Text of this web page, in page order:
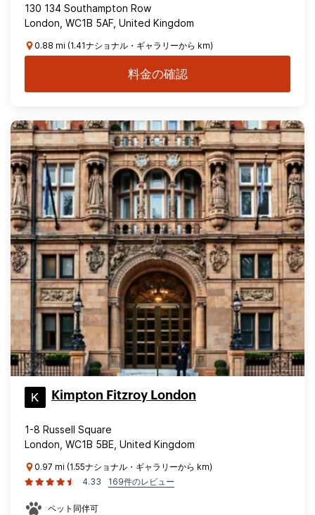
130 134 Southampton Row
London, WC1B 5AF, United Kingdom
0.88 mi (1.41ナショナル・ギャラリーから km)
料金の確認
Kimpton Fitzroy London
1-8 Russell Square
London, WC1B 5BE, United Kingdom
0.97 mi (1.55ナショナル・ギャラリーから km)
4.33
169件のレビュー
ペット同伴可